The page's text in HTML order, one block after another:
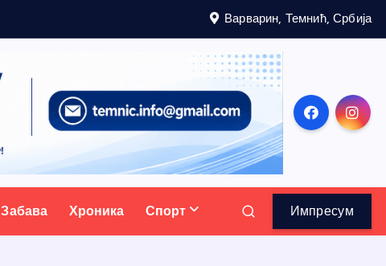
Варварин, Темнић, Србија
Забава Хроника Спорт Импресум